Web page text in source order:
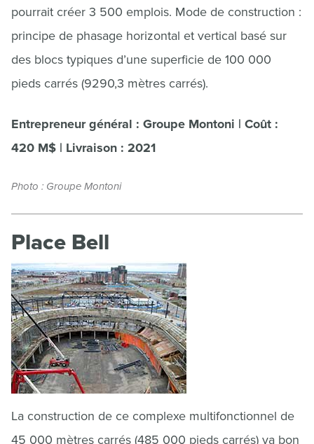
pourrait créer 3 500 emplois. Mode de construction :
principe de phasage horizontal et vertical basé sur
des blocs typiques d’une superficie de 100 000
pieds carrés (9290,3 mètres carrés).
Entrepreneur général : Groupe Montoni | Coût :
420 M$ | Livraison : 2021
Photo : Groupe Montoni
Place Bell
La construction de ce complexe multifonctionnel de
45 000 mètres carrés (485 000 pieds carrés) va bon